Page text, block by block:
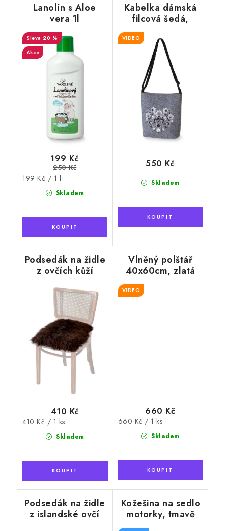
Lanolín s Aloe
vera 1l
20 %
Akce
Skladem
199 Kč
250 Kč
Měrná
199 Kč / 1 l
Kabelka dámská
filcová šedá,
černobílé srdce
VIDEO
Skladem
550 Kč
Podsedák na židle
z ovčích kůží
Skladem
410 Kč
Měrná
410 Kč / 1 ks
Vlněný polštář
40x60cm, zlatá
VIDEO
Skladem
660 Kč
Měrná
660 Kč / 1 ks
Podsedák na židle
z islandské ovčí
Kožešina na sedlo
motorky, tmavě
hnědá